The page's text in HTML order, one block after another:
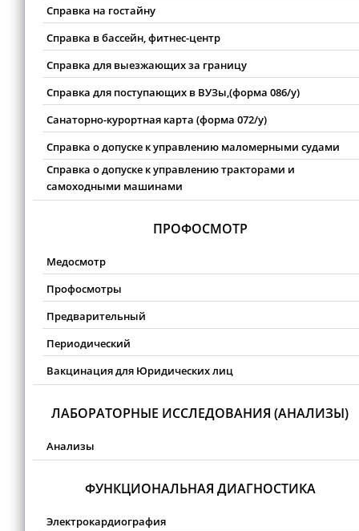
Справка на гостайну
Справка в бассейн, фитнес-центр
Справка для выезжающих за границу
Справка для поступающих в ВУЗы,(форма 086/у)
Санаторно-курортная карта (форма 072/у)
Справка о допуске к управлению маломерными судами
Справка о допуске к управлению тракторами и
самоходными машинами
ПРОФОСМОТР
Медосмотр
Профосмотры
Предварительный
Периодический
Вакцинация для Юридических лиц
ЛАБОРАТОРНЫЕ ИССЛЕДОВАНИЯ (АНАЛИЗЫ)
Анализы
ФУНКЦИОНАЛЬНАЯ ДИАГНОСТИКА
Электрокардиография